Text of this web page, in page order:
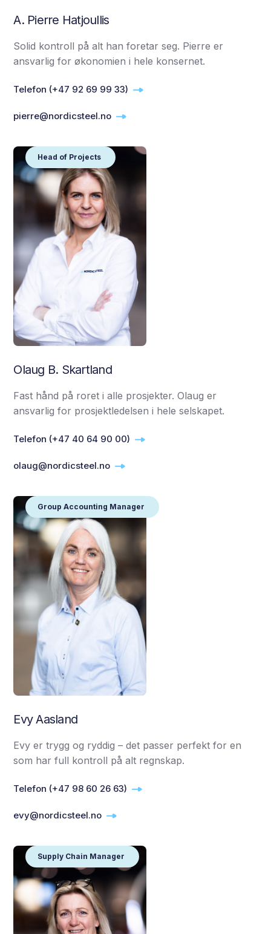
A. Pierre Hatjoullis
Solid kontroll på alt han foretar seg. Pierre er
ansvarlig for økonomien i hele konsernet.
Telefon (+47 92 69 99 33)
pierre@nordicsteel.no
Head of Projects
Olaug B. Skartland
Fast hånd på roret i alle prosjekter. Olaug er
ansvarlig for prosjektledelsen i hele selskapet.
Telefon (+47 40 64 90 00)
olaug@nordicsteel.no
Group Accounting Manager
Evy Aasland
Evy er trygg og ryddig – det passer perfekt for en
som har full kontroll på alt regnskap.
Telefon (+47 98 60 26 63)
evy@nordicsteel.no
Supply Chain Manager